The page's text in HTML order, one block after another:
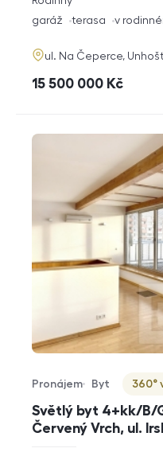
dispozice
funkce
garáž terasa v
adresa
ul. Na Čeperce, Unhošť
cena
15 500 000 Kč
Světlý byt 4+kk/B/
Červený Vrch, ul.
Typ nabídky
Pronájem
Typ nemovitosti
Byt
Virtuální prohlídka
360°